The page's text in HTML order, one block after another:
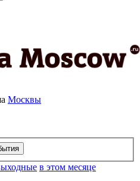
Москвы
в этом месяце